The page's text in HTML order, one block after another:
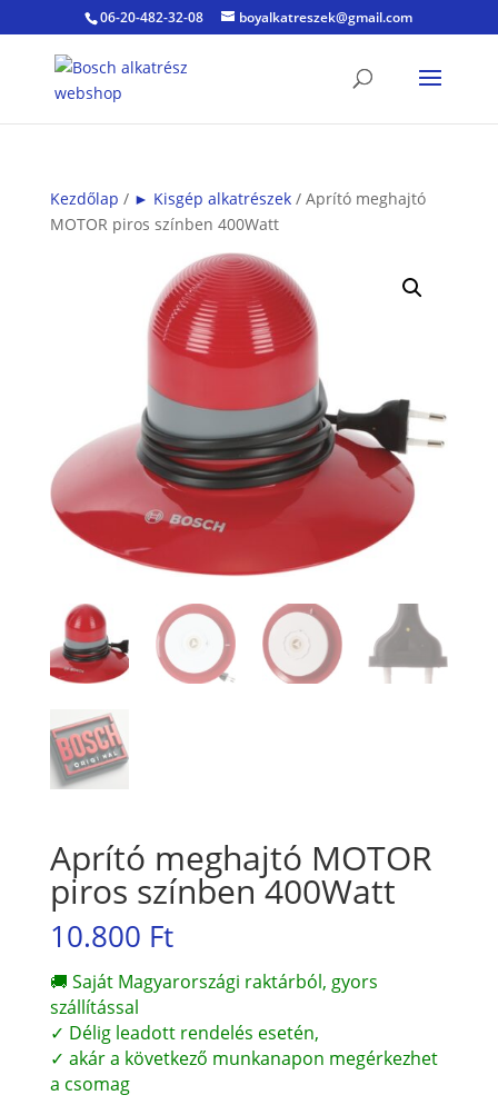
06-20-482-32-08 boyalkatreszek@gmail.com
Kezdőlap / ► Kisgép alkatrészek/ Aprító meghajtó
MOTOR piros színben 400Watt
Aprító meghajtó MOTOR
piros színben 400Watt
10.800 Ft
🚚 Saját Magyarországi raktárból, gyors
szállítással
✓ Délig leadott rendelés esetén,
✓ akár a következő munkanapon megérkezhet
a csomag